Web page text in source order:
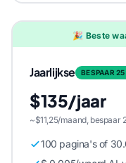
🎉 Beste
Jaarlijkse BESPAAR
$135/jaar
~$11,25/maand, bespaar
100 pagina's of